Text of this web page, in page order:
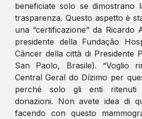
beneficiate solo se dimostrano
trasparenza. Questo aspetto è
una “certificazione” da Ricardo
presidente della Fundação
Câncer della città di Presidente
San Paolo, Brasile). “Voglio
Central Geral do Dízimo per
perché solo gli enti ritenuti
donazioni. Non avete idea di
facendo con questo